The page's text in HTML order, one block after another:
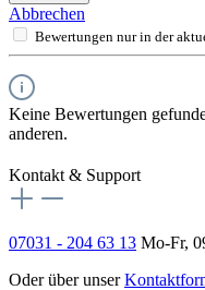
Abbrechen
Bewertungen nur in der
Keine Bewertungen
anderen.
Kontakt & Support
07031 - 204 63 13 Mo-Fr,
Oder über unser